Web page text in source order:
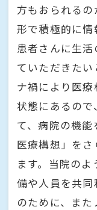
方もおられる
形で積極的に
患者さんに生
ていただきた
ナ禍により医
状態にあるの
て、病院の機
医療構想」を
ます。当院の
備や人員を共
のために、ま